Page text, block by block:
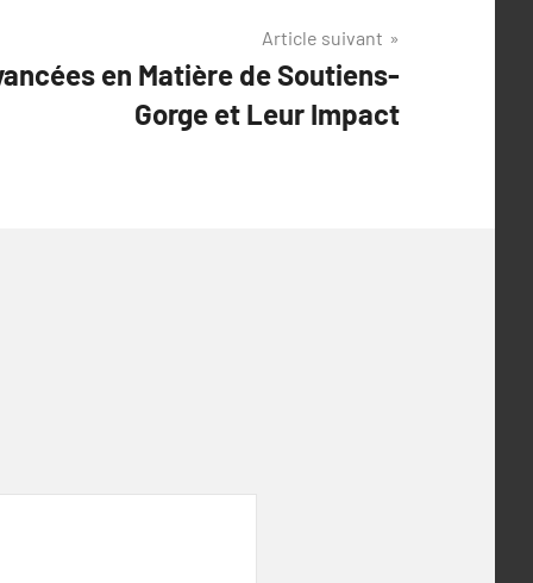
Article suivant
en Matière de Soutiens-
Gorge et Leur Impact